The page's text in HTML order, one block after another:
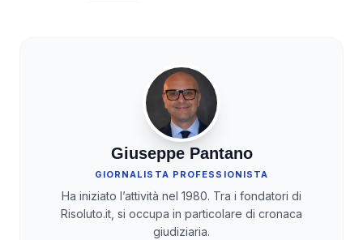
Giuseppe Pantano
GIORNALISTA PROFESSIONISTA
Ha iniziato l’attività nel 1980. Tra i fondatori di
Risoluto.it, si occupa in particolare di cronaca
giudiziaria.